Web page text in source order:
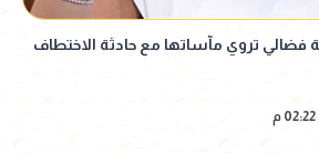
فضالي تروي مآساتها مع حادثة الاختطاف